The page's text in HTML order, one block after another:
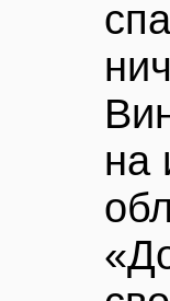
на